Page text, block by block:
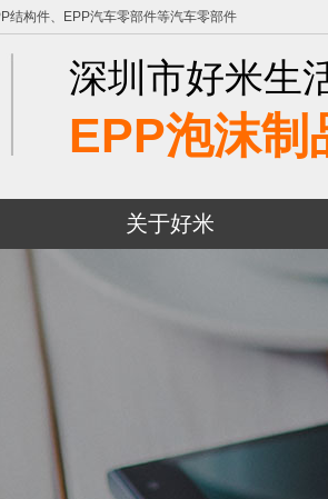
结构件、EPP汽车零部件等汽车零部件
深圳市好米生
EPP泡沫制
关于好米